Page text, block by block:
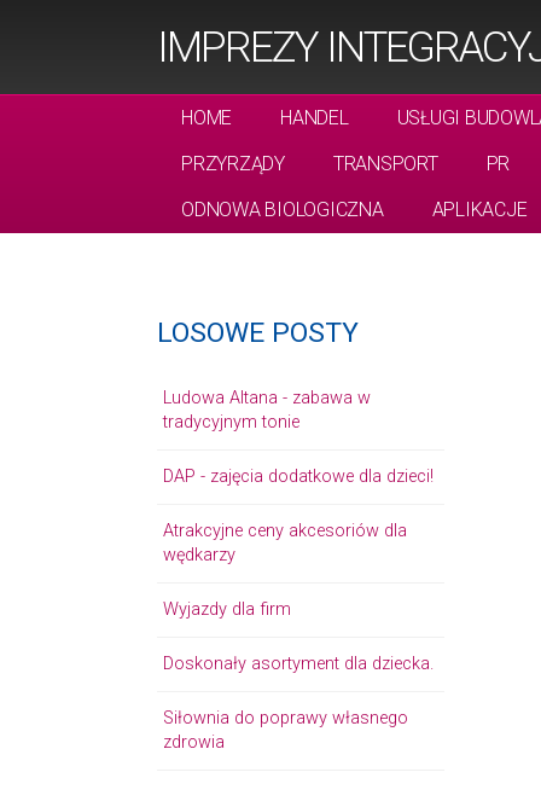
IMPREZY
HOME HANDEL
USŁUGI
PRZYRZĄDY
TRANSPORT
PR
ODNOWA BIOLOGICZNA
APLIKACJE
LOSOWE POSTY
Ludowa Altana - zabawa w
tradycyjnym tonie
DAP - zajęcia dodatkowe dla dzieci!
Atrakcyjne ceny akcesoriów dla
wędkarzy
Wyjazdy dla firm
Doskonały asortyment dla dziecka.
Siłownia do poprawy własnego
zdrowia